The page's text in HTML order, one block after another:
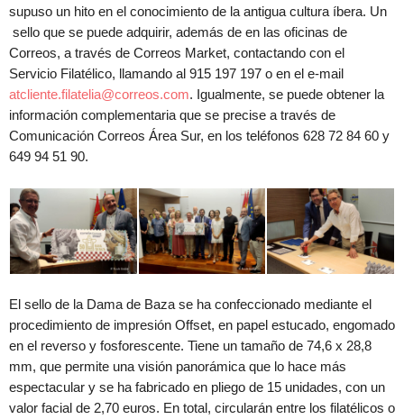
supuso un hito en el conocimiento de la antigua cultura íbera. Un
sello que se puede adquirir, además de en las oficinas de
Correos, a través de Correos Market, contactando con el
Servicio Filatélico, llamando al 915 197 197 o en el e-mail
atcliente.filatelia@correos.com. Igualmente, se puede obtener la
información complementaria que se precise a través de
Comunicación Correos Área Sur, en los teléfonos 628 72 84 60 y
649 94 51 90.
El sello de la Dama de Baza se ha confeccionado mediante el
procedimiento de impresión Offset, en papel estucado, engomado
en el reverso y fosforescente. Tiene un tamaño de 74,6 x 28,8
mm, que permite una visión panorámica que lo hace más
espectacular y se ha fabricado en pliego de 15 unidades, con un
valor facial de 2,70 euros. En total, circularán entre los filatélicos o